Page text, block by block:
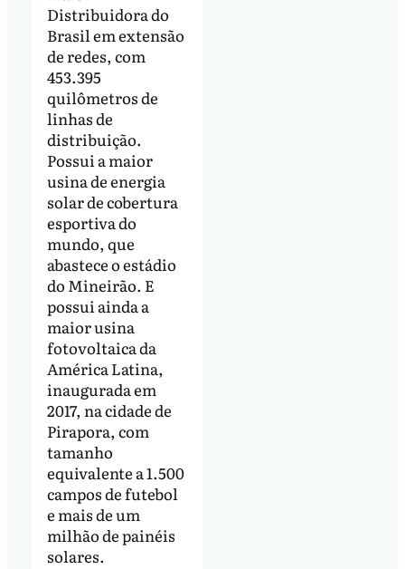
Distribuidora do
Brasil em extensão
de redes, com
453.395
quilômetros de
linhas de
distribuição.
Possui a maior
usina de energia
solar de cobertura
esportiva do
mundo, que
abastece o estádio
do Mineirão. E
possui ainda a
maior usina
fotovoltaica da
América Latina,
inaugurada em
2017, na cidade de
Pirapora, com
tamanho
equivalente a 1.500
campos de futebol
e mais de um
milhão de painéis
solares.